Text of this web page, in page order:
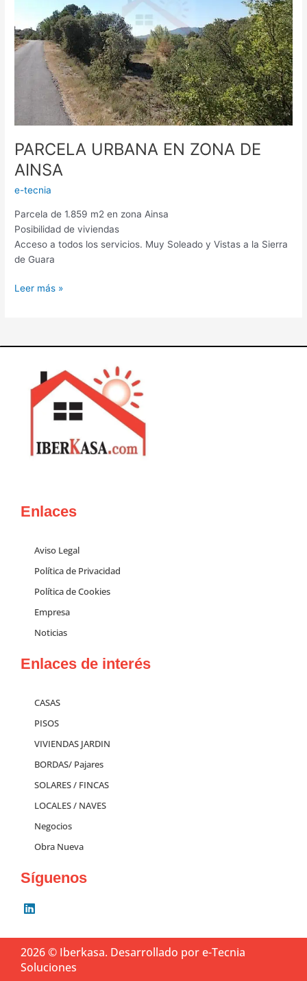
PARCELA URBANA EN ZONA DE
AINSA
e-tecnia
Parcela de 1.859 m2 en zona Ainsa
Posibilidad de viviendas
Acceso a todos los servicios. Muy Soleado y Vistas a la Sierra
de Guara
Leer más »
Enlaces
Aviso Legal
Política de Privacidad
Política de Cookies
Empresa
Noticias
Enlaces de interés
CASAS
PISOS
VIVIENDAS JARDIN
BORDAS/ Pajares
SOLARES / FINCAS
LOCALES / NAVES
Negocios
Obra Nueva
Síguenos
L
i
k
e
d
2026 © Iberkasa. Desarrollado pore-Tecnia
Soluciones